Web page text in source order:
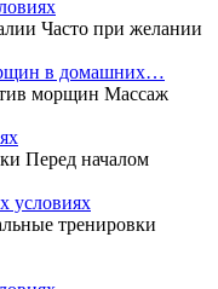
Часто при желании
в домашних…
морщин Массаж
Перед началом
условиях
тренировки